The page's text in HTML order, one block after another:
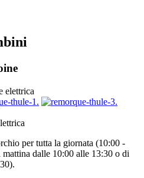
per tutta la giornata (10:00 -
dalle 10:00 alle 13:30 o di